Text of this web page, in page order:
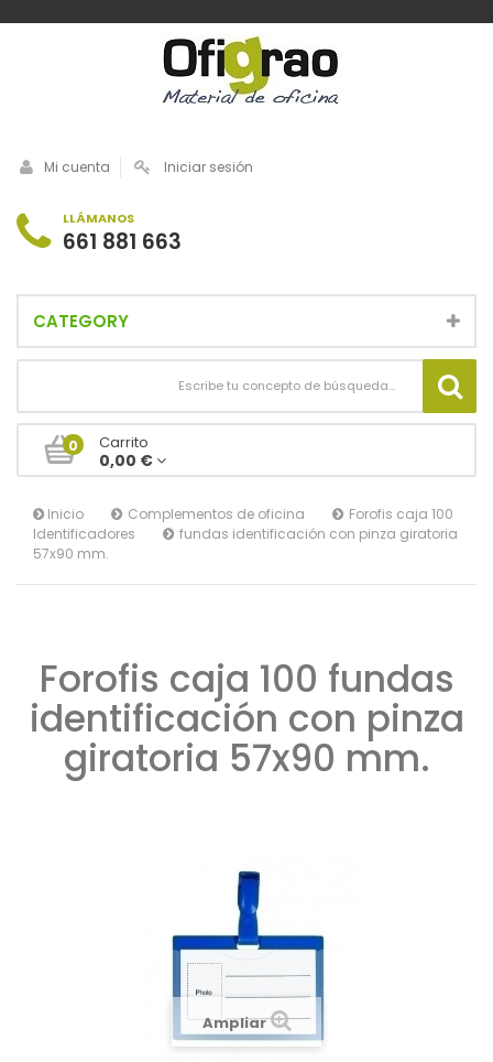
Mi cuenta Iniciar sesión
LLÁMANOS
661 881 663
CATEGORY
0 Carrito
0,00 €
Inicio
Complementos de oficina
Identificadores
Forofis caja 100
fundas identificación con pinza giratoria
57x90 mm.
Forofis caja 100 fundas
identificación con pinza
giratoria 57x90 mm.
Ampliar